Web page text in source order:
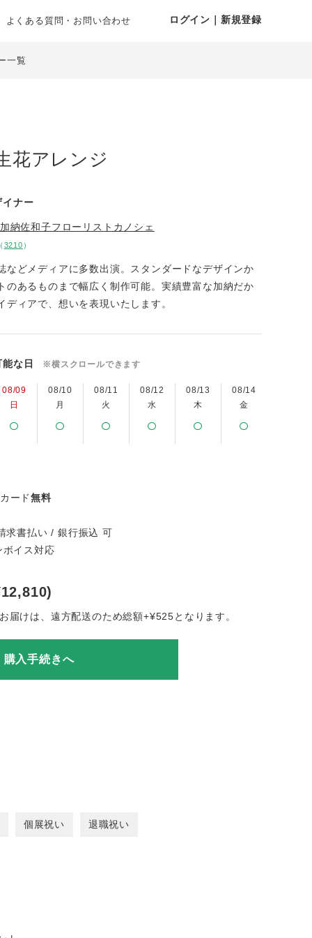
よくある質問・お問い合わせ ログイン｜新規登録
一覧
花アレンジ
イナー
加納佐和子フローリストカノシェ
3210 ）
などメディアに多数出演。スタンダードなデザインか
のあるものまで幅広く制作可能。実績豊富な加納だか
ディアで、想いを表現いたします。
な日 ※横スクロールできます
08/09
日
08/10
月
08/11
火
08/12
水
08/13
木
08/14
金
ード無料
求書払い / 銀行振込 可
イス対応
届けは、遠方配送のため総額+¥525となります。
購入手続きへ
個展祝い 退職祝い